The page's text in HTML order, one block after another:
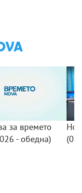
за времето
- обедна)